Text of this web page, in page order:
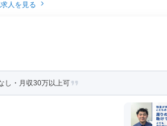
人を見る
し・月収30万以上可